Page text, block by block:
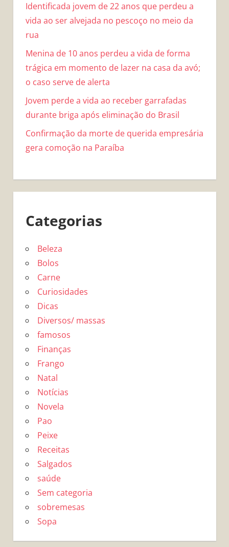
Identificada jovem de 22 anos que perdeu a
vida ao ser alvejada no pescoço no meio da
rua
Menina de 10 anos perdeu a vida de forma
trágica em momento de lazer na casa da avó;
o caso serve de alerta
Jovem perde a vida ao receber garrafadas
durante briga após eliminação do Brasil
Confirmação da morte de querida empresária
gera comoção na Paraíba
Categorias
Beleza
Bolos
Carne
Curiosidades
Dicas
Diversos/ massas
famosos
Finanças
Frango
Natal
Notícias
Novela
Pao
Peixe
Receitas
Salgados
saúde
Sem categoria
sobremesas
Sopa